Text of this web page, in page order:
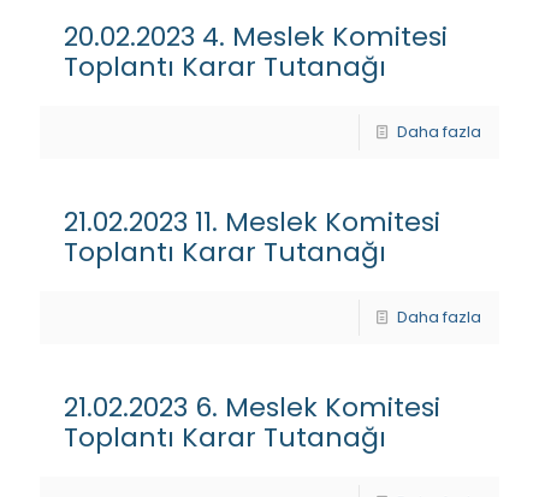
20.02.2023 4. Meslek Komitesi
Toplantı Karar Tutanağı
Daha fazla
21.02.2023 11. Meslek Komitesi
Toplantı Karar Tutanağı
Daha fazla
21.02.2023 6. Meslek Komitesi
Toplantı Karar Tutanağı